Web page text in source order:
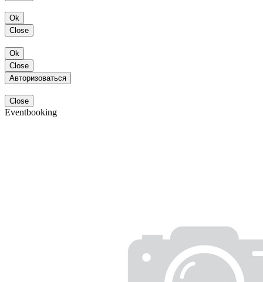
Ok
Close
Ok
Close
Авторизоваться
Close
Eventbooking